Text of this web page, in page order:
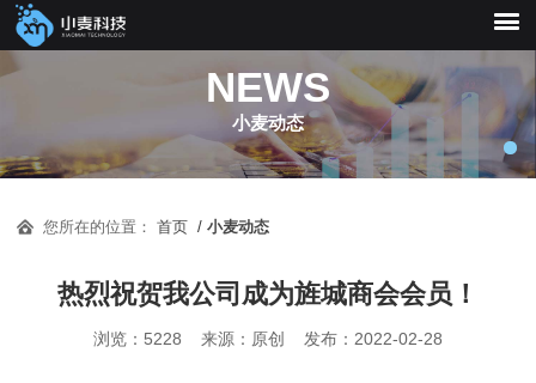
NEWS
小麦动态
您解决运营中的技术问
题，快速解决功能故障
及BUG问题
您所在的位置： 首页 / 小麦动态
热烈祝贺我公司成为旌城商会会员！
浏览：5228 来源：原创 发布：2022-02-28